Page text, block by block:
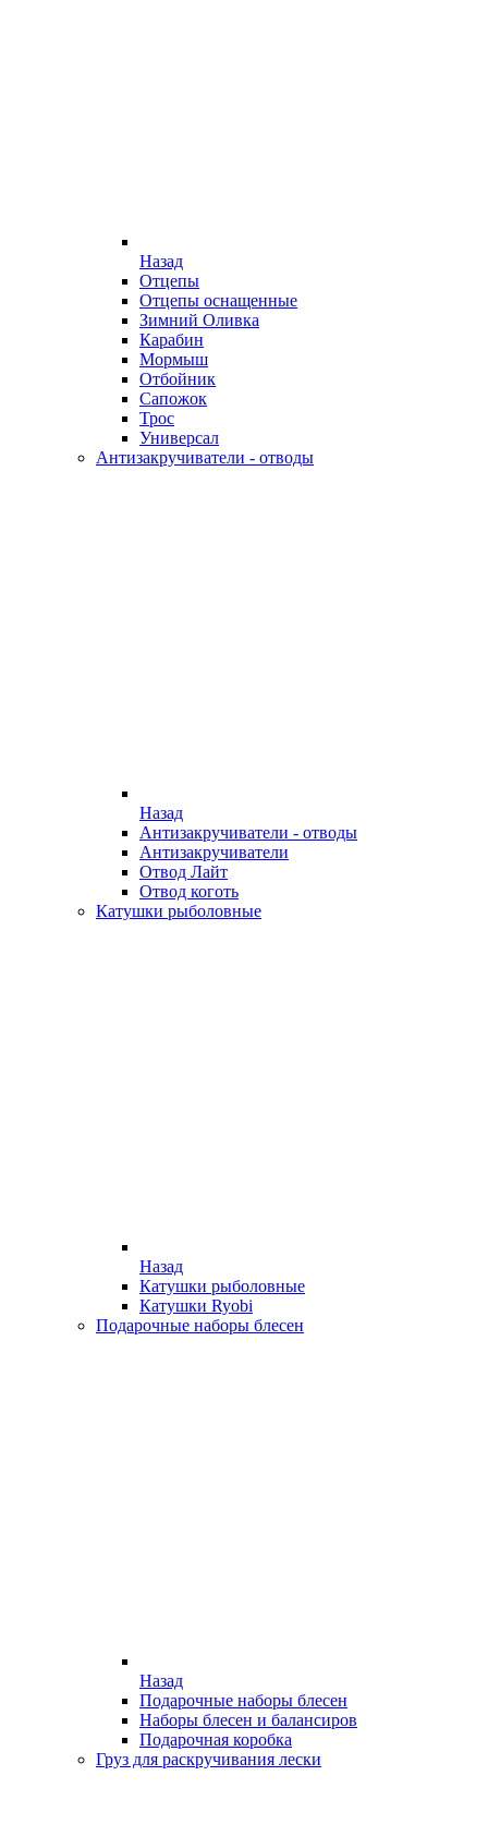
Назад
Отцепы
Отцепы оснащенные
Зимний Оливка
Карабин
Мормыш
Отбойник
Сапожок
Трос
Универсал
Антизакручиватели - отводы
Назад
Антизакручиватели - отводы
Антизакручиватели
Отвод Лайт
Отвод коготь
Катушки рыболовные
Назад
Катушки рыболовные
Катушки Ryobi
Подарочные наборы блесен
Назад
Подарочные наборы блесен
Наборы блесен и балансиров
Подарочная коробка
Груз для раскручивания лески